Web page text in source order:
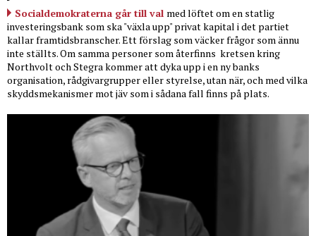
Socialdemokraterna går till val med löftet om en statlig
investeringsbank som ska "växla upp" privat kapital i det partiet
kallar framtidsbranscher. Ett förslag som väcker frågor som ännu
inte ställts. Om samma personer som återfinns kretsen kring
Northvolt och Stegra kommer att dyka upp i en ny banks
organisation, rådgivargrupper eller styrelse, utan när, och med vilka
skyddsmekanismer mot jäv som i sådana fall finns på plats.